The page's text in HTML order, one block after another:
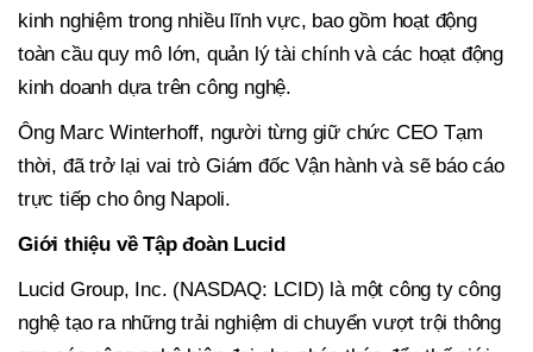
kinh nghiệm trong nhiều lĩnh vực, bao gồm hoạt động
toàn cầu quy mô lớn, quản lý tài chính và các hoạt động
kinh doanh dựa trên công nghệ.
Ông Marc Winterhoff, người từng giữ chức CEO Tạm
thời, đã trở lại vai trò Giám đốc Vận hành và sẽ báo cáo
trực tiếp cho ông Napoli.
Giới thiệu về Tập đoàn Lucid
Lucid Group, Inc. (NASDAQ: LCID) là một công ty công
nghệ tạo ra những trải nghiệm di chuyển vượt trội thông